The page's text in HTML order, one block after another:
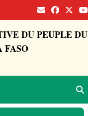
DU PEUPLE DU
FASO